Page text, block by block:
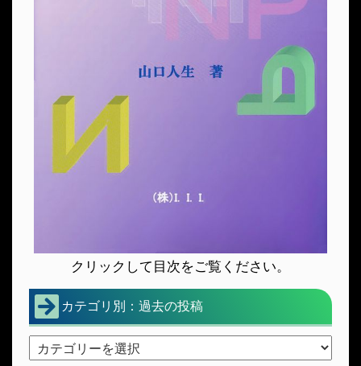
クリックして目次をご覧ください。
カテゴリ別：過去の投稿